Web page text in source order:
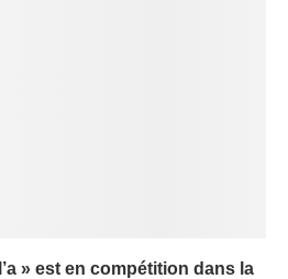
» est en compétition dans la